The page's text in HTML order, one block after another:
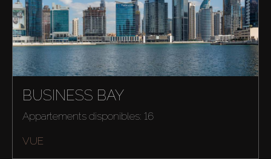
BUSINESS BAY
Appartements disponibles: 16
VUE